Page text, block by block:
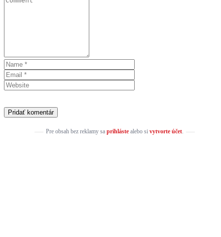
Pre obsah bez reklamy sa prihlástealebo si vytvorte účet.